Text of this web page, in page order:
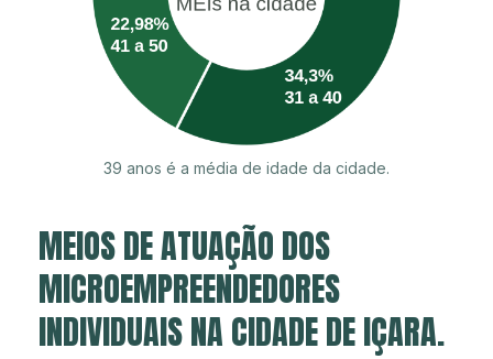
39 anos é a média de idade da cidade.
MEIOS DE ATUAÇÃO DOS
MICROEMPREENDEDORES
INDIVIDUAIS NA CIDADE DE IÇARA.